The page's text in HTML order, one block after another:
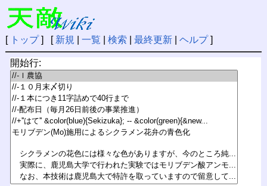
[ トップ] [ 新規 一覧 検索 最終更新| ヘルプ]
開始行: